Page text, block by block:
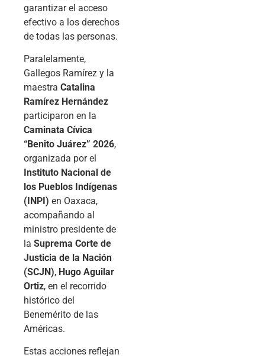
garantizar el acceso
efectivo a los derechos
de todas las personas.
Paralelamente,
Gallegos Ramírez y la
maestra Catalina
Ramírez Hernández
participaron en la
Caminata Cívica
“Benito Juárez” 2026,
organizada por el
Instituto Nacional de
los Pueblos Indígenas
(INPI) en Oaxaca,
acompañando al
ministro presidente de
la Suprema Corte de
Justicia de la Nación
(SCJN), Hugo Aguilar
Ortiz, en el recorrido
histórico del
Benemérito de las
Américas.
Estas acciones reflejan